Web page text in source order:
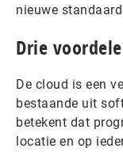
nieuwe
Drie
De cloud is een
bestaande uit
betekent dat
locatie en op